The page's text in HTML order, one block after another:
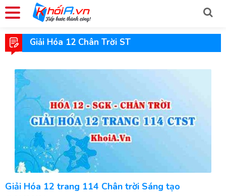
Giải Hóa 12 Chân Trời ST
Giải Hóa 12 trang 114 Chân trời Sáng tạo